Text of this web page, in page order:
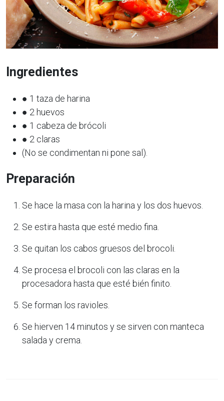
Ingredientes
● 1 taza de harina
● 2 huevos
● 1 cabeza de brócoli
● 2 claras
(No se condimentan ni pone sal).
Preparación
Se hace la masa con la harina y los dos huevos.
Se estira hasta que esté medio fina.
Se quitan los cabos gruesos del brocoli.
Se procesa el brocoli con las claras en la
procesadora hasta que esté bién finito.
Se forman los ravioles.
Se hierven 14 minutos y se sirven con manteca
salada y crema.